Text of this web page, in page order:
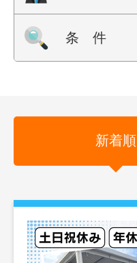
条 件
新着順